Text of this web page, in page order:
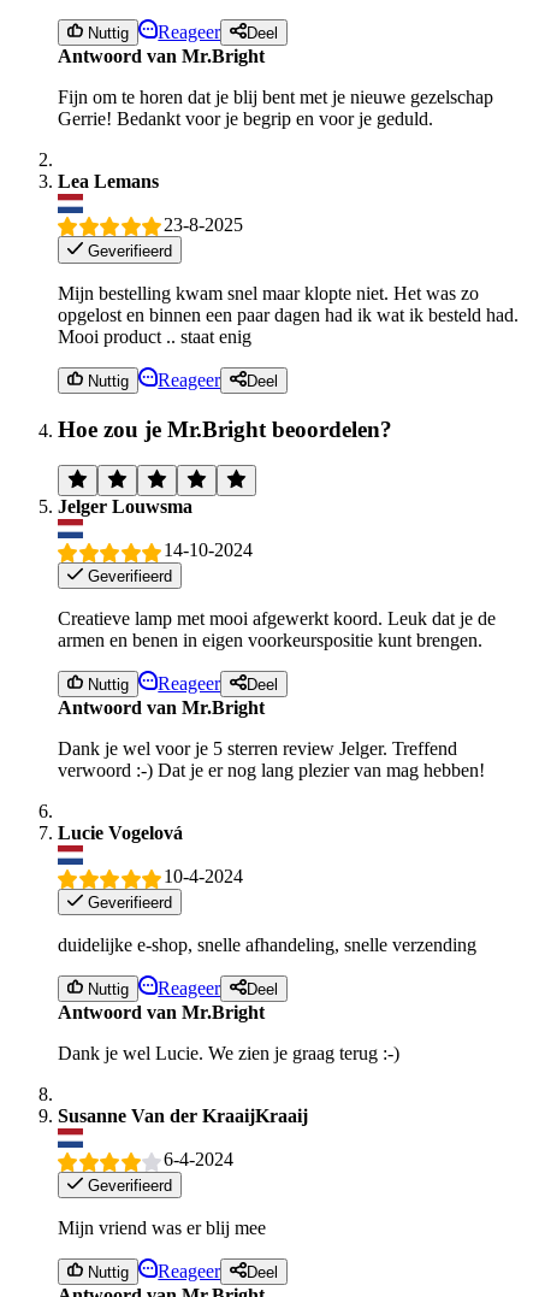
Nuttig Reageer Deel
Antwoord van Mr.Bright
Fijn om te horen dat je blij bent met je nieuwe gezelschap
Gerrie! Bedankt voor je begrip en voor je geduld.
Lea Lemans
23-8-2025
Geverifieerd
Mijn bestelling kwam snel maar klopte niet. Het was zo
opgelost en binnen een paar dagen had ik wat ik besteld had.
Mooi product .. staat enig
Nuttig Reageer Deel
Hoe zou je Mr.Bright beoordelen?
Jelger Louwsma
14-10-2024
Geverifieerd
Creatieve lamp met mooi afgewerkt koord. Leuk dat je de
armen en benen in eigen voorkeurspositie kunt brengen.
Nuttig Reageer Deel
Antwoord van Mr.Bright
Dank je wel voor je 5 sterren review Jelger. Treffend
verwoord :-) Dat je er nog lang plezier van mag hebben!
Lucie Vogelová
10-4-2024
Geverifieerd
duidelijke e-shop, snelle afhandeling, snelle verzending
Nuttig Reageer Deel
Antwoord van Mr.Bright
Dank je wel Lucie. We zien je graag terug :-)
Susanne Van der KraaijKraaij
6-4-2024
Geverifieerd
Mijn vriend was er blij mee
Nuttig Reageer Deel